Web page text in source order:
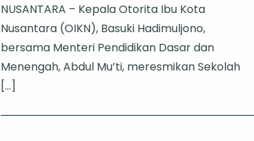
SDN
020
Sepaku:
Komitmen
NUSANTARA – Kepala Otorita Ibu Kota
Nusantara (OIKN), Basuki Hadimuljono,
bersama Menteri Pendidikan Dasar dan
Menengah, Abdul Mu’ti, meresmikan Sekolah
[…]